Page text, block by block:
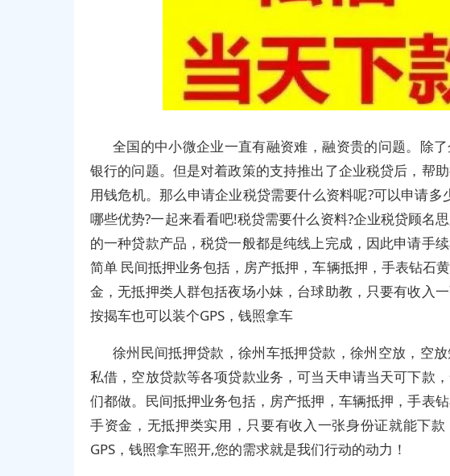
全国的中小微企业一直有融资难，融资贵的问题。除
银行的问题。但是对着政策的支持推出了企业税贷后，帮
用钱危机。那么申请企业税贷需要什么资料呢?可以申请多
哪些优势?一起来看看吧!税贷需要什么资料?企业税贷顾名
的一种贷款产品，税贷一般都是纯线上完成，因此申请手
简单 民间抵押业务包括，房产抵押，车辆抵押，手表钻石
金，无抵押类人群包括夜场小妹，台球助教，只要有收入
按揭车也可以装个GPS，钱照拿车
徐州民间抵押贷款，徐州车抵押贷款，徐州空放，空
私借，空放贷款等各项贷款业务，可当天申请当天可下款
们都做。民间抵押业务包括，房产抵押，车辆抵押，手表
手资金，无抵押类实用，只要有收入一张身份证就能下
GPS，钱照拿车照开,您的需求就是我们行动的动力！